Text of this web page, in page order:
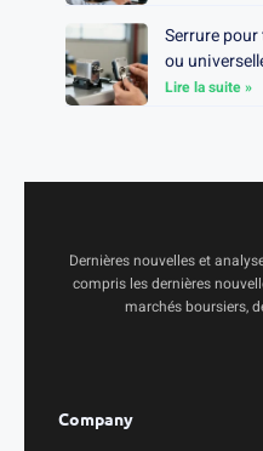
Serrure
ou
Lire la suite »
Dernières nouvelles et
compris les dernières
marchés boursiers,
Company